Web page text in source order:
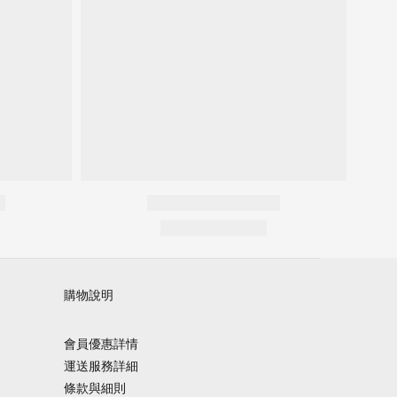
購物說明
會員優惠詳情
運送服務詳細
條款與細則